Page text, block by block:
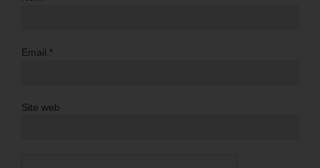
Email *
Site web